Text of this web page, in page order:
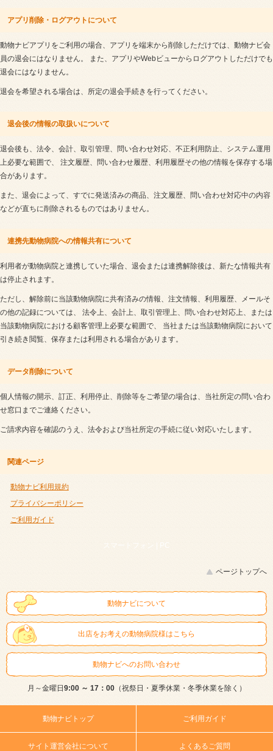
アプリ削除・ログアウトについて
動物ナビアプリをご利用の場合、アプリを端末から削除しただけでは、動物ナビ会
員の退会にはなりません。 また、アプリやWebビューからログアウトしただけでも
退会にはなりません。
退会を希望される場合は、所定の退会手続きを行ってください。
退会後の情報の取扱いについて
退会後も、法令、会計、取引管理、問い合わせ対応、不正利用防止、システム運用
上必要な範囲で、 注文履歴、問い合わせ履歴、利用履歴その他の情報を保存する場
合があります。
また、退会によって、すでに発送済みの商品、注文履歴、問い合わせ対応中の内容
などが直ちに削除されるものではありません。
連携先動物病院への情報共有について
利用者が動物病院と連携していた場合、退会または連携解除後は、新たな情報共有
は停止されます。
ただし、解除前に当該動物病院に共有済みの情報、注文情報、利用履歴、メールそ
の他の記録については、 法令上、会計上、取引管理上、問い合わせ対応上、または
当該動物病院における顧客管理上必要な範囲で、 当社または当該動物病院において
引き続き閲覧、保存または利用される場合があります。
データ削除について
個人情報の開示、訂正、利用停止、削除等をご希望の場合は、当社所定の問い合わ
せ窓口までご連絡ください。
ご請求内容を確認のうえ、法令および当社所定の手続に従い対応いたします。
関連ページ
動物ナビ利用規約
プライバシーポリシー
ご利用ガイド
スマートフォン | PC
ページトップへ
動物ナビについて
出店をお考えの動物病院様はこちら
動物ナビへのお問い合わせ
月～金曜日 9:00 ～ 17：00（祝祭日・夏季休業・冬季休業を除く）
動物ナビトップ ご利用ガイド
サイト運営会社について よくあるご質問